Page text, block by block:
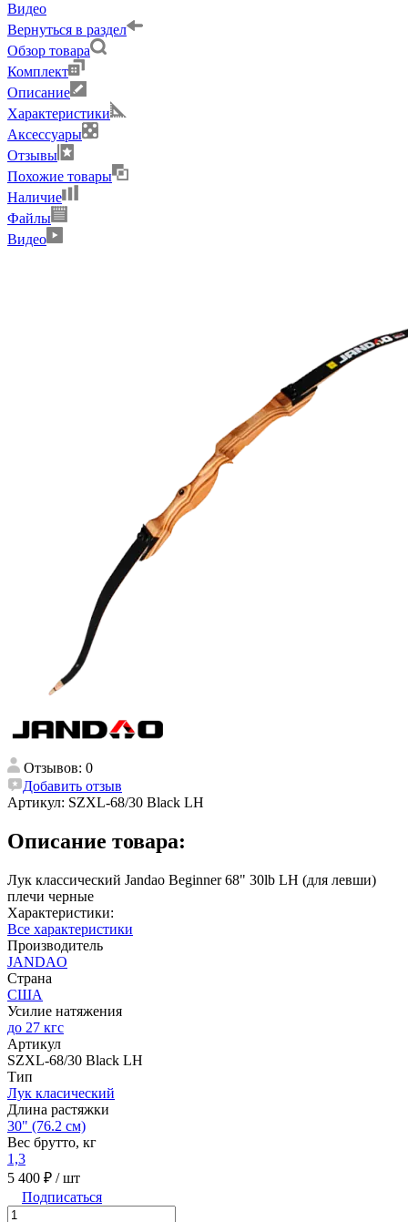
Видео
Вернуться в раздел
Обзор товара
Комплект
Описание
Характеристики
Аксессуары
Отзывы
Похожие товары
Наличие
Файлы
Видео
Отзывов: 0
Добавить отзыв
Артикул: SZXL-68/30 Black LH
Описание товара:
Лук классический Jandao Beginner 68" 30lb LH (для левши)
плечи черные
Характеристики:
Все характеристики
Производитель
JANDAO
Страна
США
Усилие натяжения
до 27 кгс
Артикул
SZXL-68/30 Black LH
Тип
Лук класический
Длина растяжки
30" (76.2 см)
Вес брутто, кг
1,3
5 400 ₽ / шт
Подписаться